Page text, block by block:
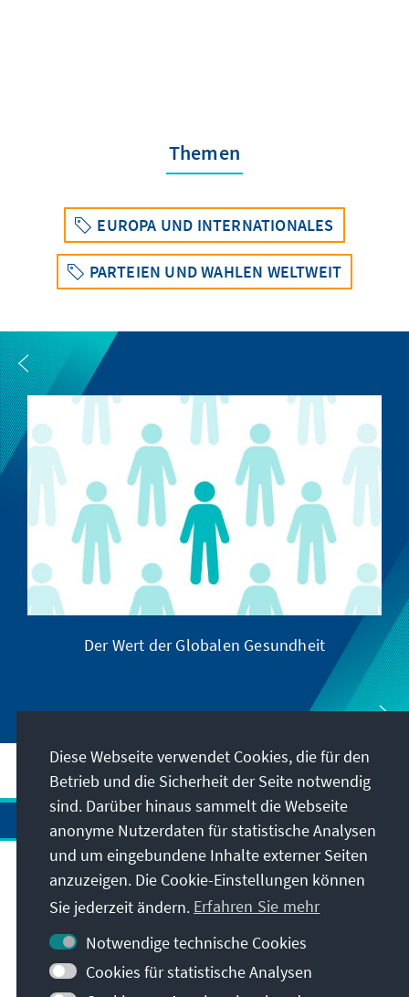
Themen
EUROPA UND INTERNATIONALES
PARTEIEN UND WAHLEN WELTWEIT
Der Wert der Globalen Gesundheit
Anschrift
Kontakt
Besuchen Sie auch
Diese Webseite verwendet Cookies, die für den
Betrieb und die Sicherheit der Seite notwendig
sind. Darüber hinaus sammelt die Webseite
anonyme Nutzerdaten für statistische Analysen
und um eingebundene Inhalte externer Seiten
anzuzeigen. Die Cookie-Einstellungen können
Sie jederzeit ändern. Erfahren Sie mehr
Notwendige technische Cookies
Cookies für statistische Analysen